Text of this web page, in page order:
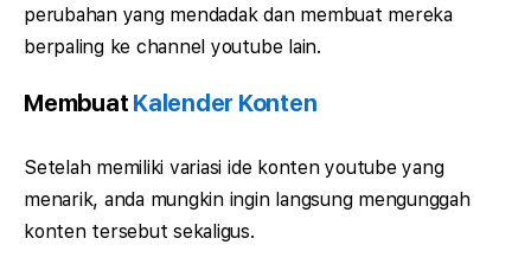
perubahan yang mendadak dan membuat mereka
berpaling ke channel youtube lain.
Membuat Kalender Konten
Setelah memiliki variasi ide konten youtube yang
menarik, anda mungkin ingin langsung mengunggah
konten tersebut sekaligus.